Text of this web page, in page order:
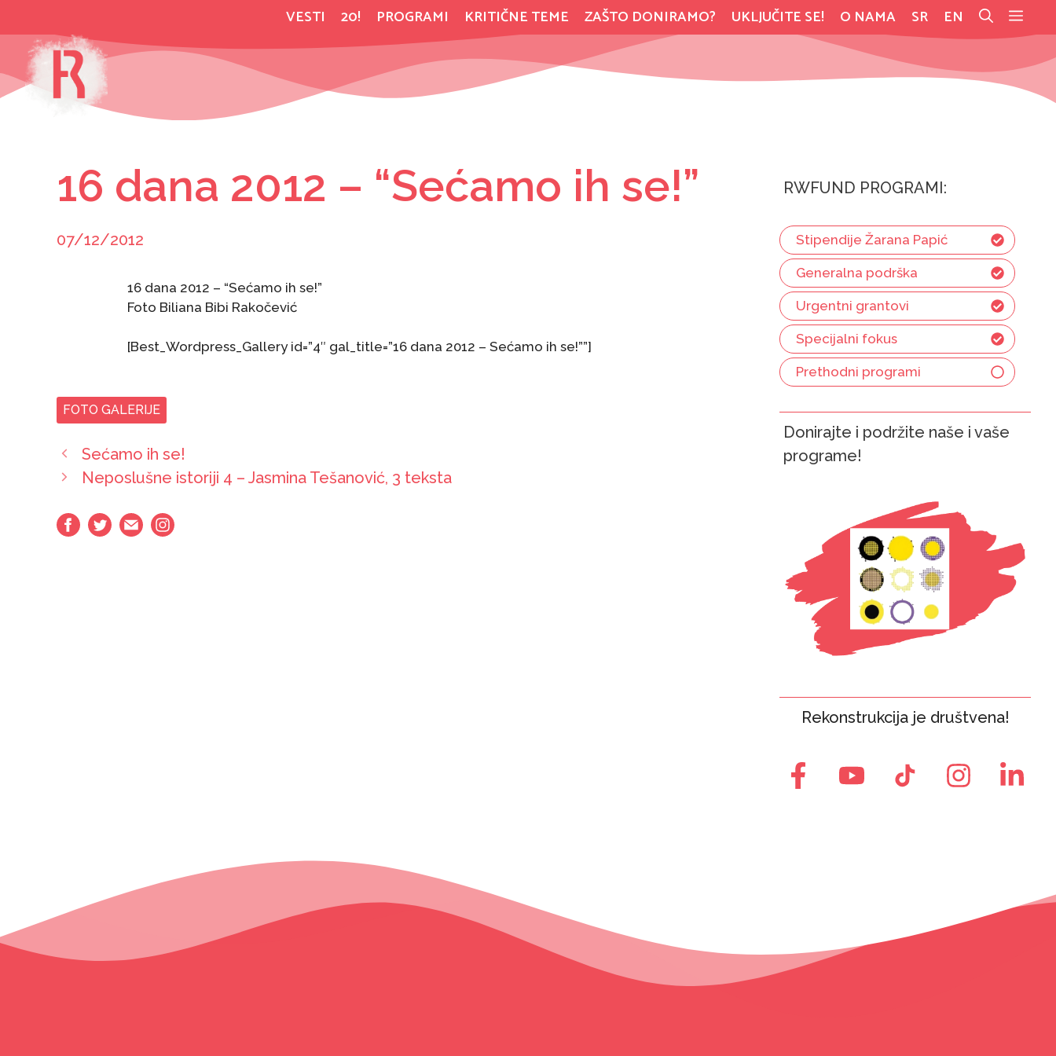
content
VESTI 20! PROGRAMI KRITIČNE TEME ZAŠTO DONIRAMO? UKLJUČITE SE! O NAMA SR EN
16 dana 2012 – “Sećamo ih se!”
07/12/2012
16 dana 2012 – “Sećamo ih se!”
Foto Biliana Bibi Rakočević
[Best_Wordpress_Gallery id=”4″ gal_title=”16 dana 2012 – Sećamo ih se!””]
FOTO GALERIJE
Sećamo ih se!
Neposlušne istoriji 4 – Jasmina Tešanović, 3 teksta
RWFUND PROGRAMI:
Stipendije Žarana Papić
Generalna podrška
Urgentni grantovi
Specijalni fokus
Prethodni programi
Donirajte i podržite naše i vaše
programe!
Rekonstrukcija je društvena!